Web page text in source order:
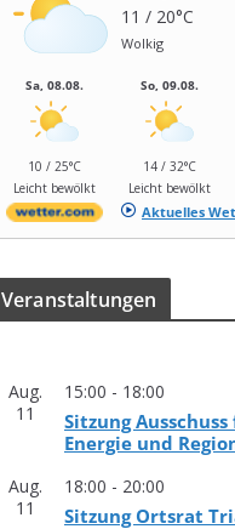
11 / 20°C
Wolkig
Sa, 08.08.
10 / 25°C
Leicht bewölkt
So, 09.08.
14 / 32°C
Leicht bewölkt
Aktuelles
Ver­an­stal­tun­gen
Aug.
11
15:00 - 18:00
Sit­zung
Ener­gie und
Aug.
11
18:00 - 20:00
Sit­zung Orts­rat